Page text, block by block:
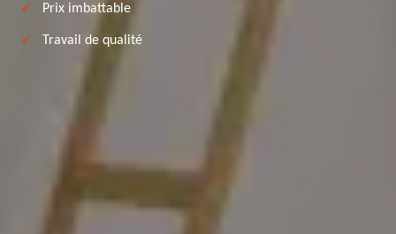
Prix imbattable
Travail de qualité